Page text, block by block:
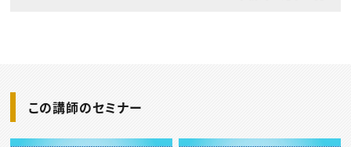
この講師のセミナー